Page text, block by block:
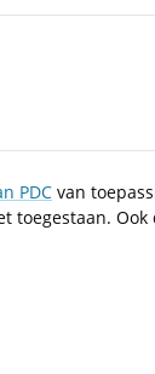
PDC van
toegestaan. Ook